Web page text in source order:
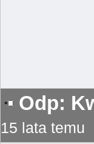
Odp:
15 lata temu